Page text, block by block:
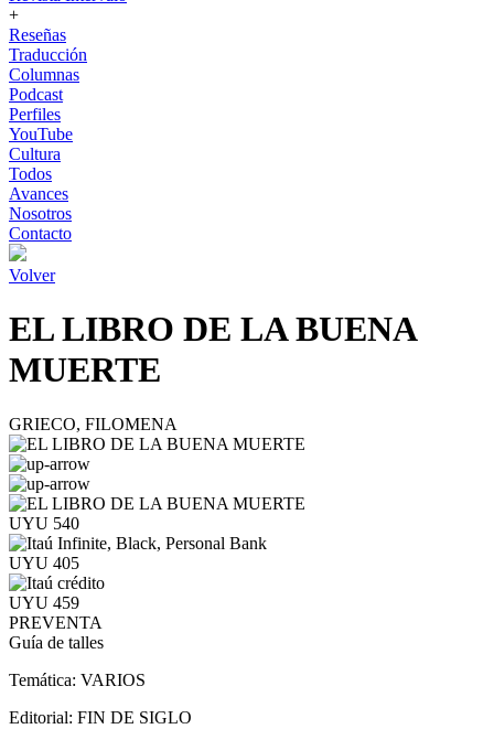
+
Reseñas
Traducción
Columnas
Podcast
Perfiles
YouTube
Cultura
Todos
Avances
Nosotros
Contacto
Volver
EL LIBRO DE LA BUENA
MUERTE
GRIECO, FILOMENA
UYU 540
UYU 405
UYU 459
PREVENTA
Guía de talles
Temática: VARIOS
Editorial: FIN DE SIGLO